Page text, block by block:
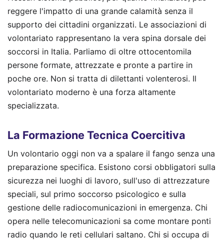
reggere l'impatto di una grande calamità senza il
supporto dei cittadini organizzati. Le associazioni di
volontariato rappresentano la vera spina dorsale dei
soccorsi in Italia. Parliamo di oltre ottocentomila
persone formate, attrezzate e pronte a partire in
poche ore. Non si tratta di dilettanti volenterosi. Il
volontariato moderno è una forza altamente
specializzata.
La Formazione Tecnica Coercitiva
Un volontario oggi non va a spalare il fango senza una
preparazione specifica. Esistono corsi obbligatori sulla
sicurezza nei luoghi di lavoro, sull'uso di attrezzature
speciali, sul primo soccorso psicologico e sulla
gestione delle radiocomunicazioni in emergenza. Chi
opera nelle telecomunicazioni sa come montare ponti
radio quando le reti cellulari saltano. Chi si occupa di